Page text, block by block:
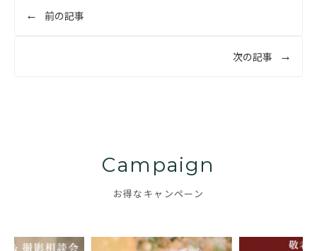
前の記事
次の記事
Campaign
お得なキャンペーン